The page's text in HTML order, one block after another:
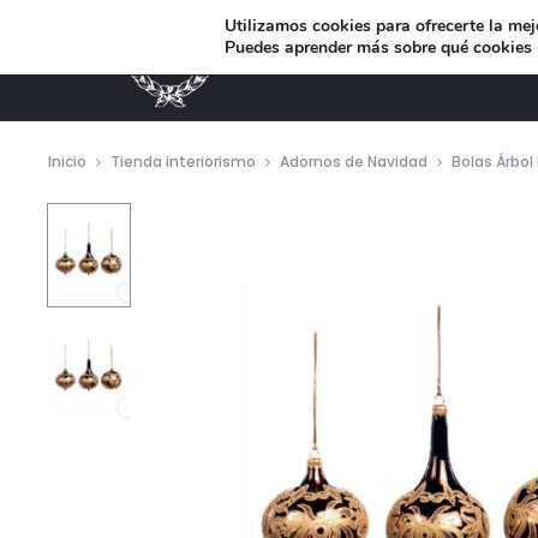
MUEBLES DE DISEÑO
Inicio Tienda interiorismo Adornos de Navidad Bolas
Utilizamos cookies para ofrecerte la
Puedes aprender más sobre qué